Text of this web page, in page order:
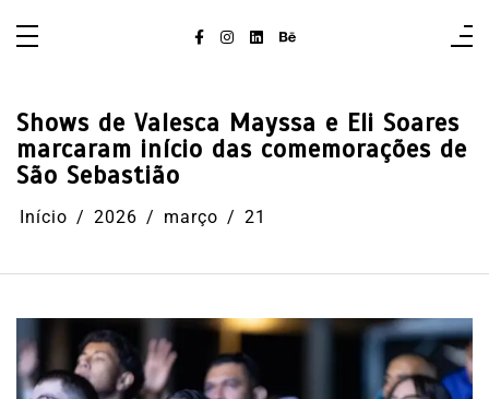
Shows de Valesca Mayssa e Eli Soares
marcaram início das comemorações de
São Sebastião
Início 2026 março 21